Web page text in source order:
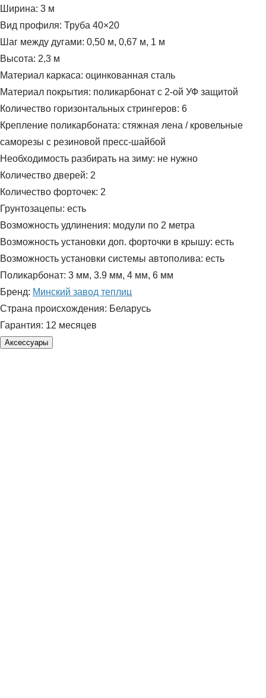
Ширина: 3 м
Вид профиля: Труба 40×20
Шаг между дугами: 0,50 м, 0,67 м, 1 м
Высота: 2,3 м
Материал каркаса: оцинкованная сталь
Материал покрытия: поликарбонат с 2-ой УФ защитой
Количество горизонтальных стрингеров: 6
Крепление поликарбоната: стяжная лена / кровельные
саморезы с резиновой пресс-шайбой
Необходимость разбирать на зиму: не нужно
Количество дверей: 2
Количество форточек: 2
Грунтозацепы: есть
Возможность удлинения: модули по 2 метра
Возможность установки доп. форточки в крышу: есть
Возможность установки системы автополива: есть
Поликарбонат: 3 мм, 3.9 мм, 4 мм, 6 мм
Бренд: Минский завод теплиц
Страна происхождения: Беларусь
Гарантия: 12 месяцев
Аксессуары